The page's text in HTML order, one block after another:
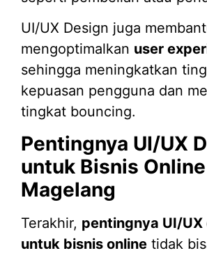
UI/UX Design juga
mengoptimalkan user
sehingga meningkatkan
kepuasan pengguna dan
tingkat bouncing.
Pentingnya UI/UX
untuk Bisnis
Magelang
Terakhir, pentingnya UI/UX
untuk bisnis online tidak